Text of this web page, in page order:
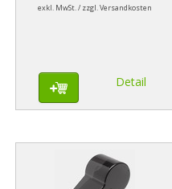
exkl. MwSt. / zzgl. Versandkosten
Detail